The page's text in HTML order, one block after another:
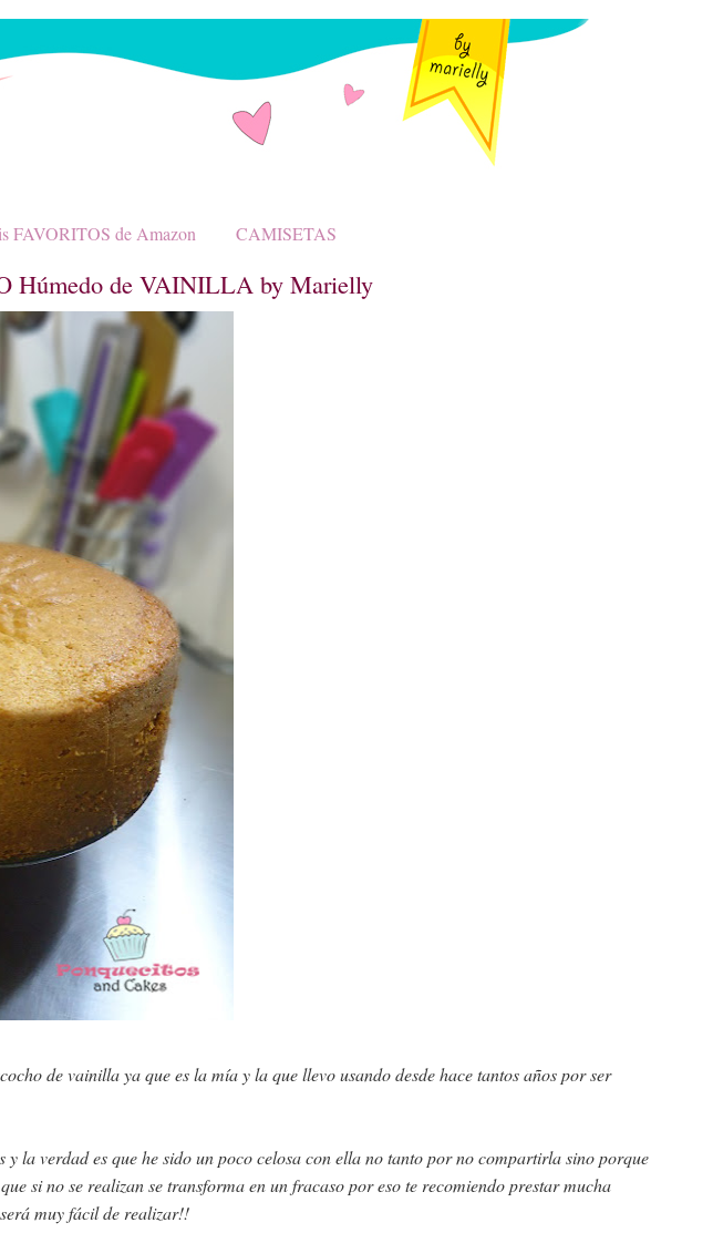
FAVORITOS de Amazon CAMISETAS
Húmedo de VAINILLA by Marielly
de vainilla ya que es la mía y la que llevo usando desde hace tantos años por ser
y la verdad es que he sido un poco celosa con ella no tanto por no compartirla sino porque
si no se realizan se transforma en un fracaso por eso te recomiendo prestar mucha
muy fácil de realizar!!